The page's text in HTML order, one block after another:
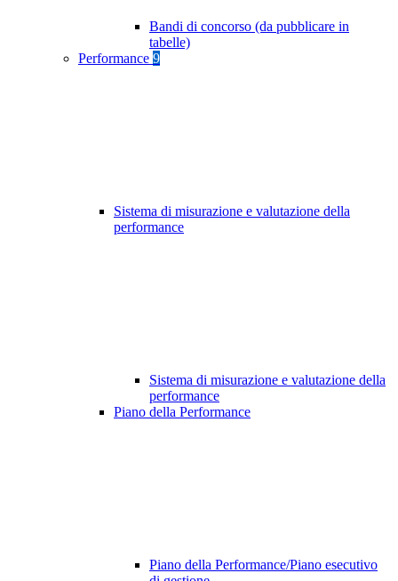
Bandi di concorso (da pubblicare in
tabelle)
Performance 9
Sistema di misurazione e valutazione della
performance
Sistema di misurazione e valutazione della
performance
Piano della Performance
Piano della Performance/Piano esecutivo